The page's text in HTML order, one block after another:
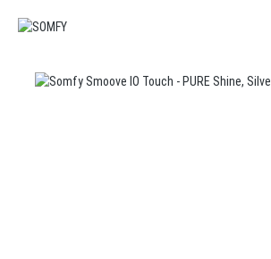
Bildergalerie überspringen